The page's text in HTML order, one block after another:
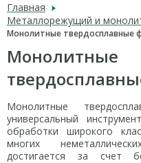
Главная
Металлорежущий и
Монолитные твердосплавные
Монолитные
Монолитные
универсальный
обработки широкого
многих
достигается за счет